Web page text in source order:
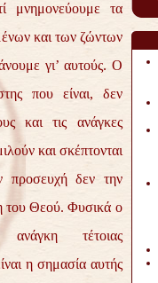
μνημονεύουμε τα
και των ζώντων
γι’ αυτούς. Ο
που είναι, δεν
και τις ανάγκες
και σκέπτονται
προσευχή δεν την
του Θεού. Φυσικά ο
τέτοιας
η σημασία αυτής